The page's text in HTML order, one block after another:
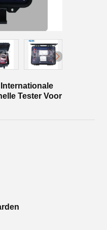
Tester Voor